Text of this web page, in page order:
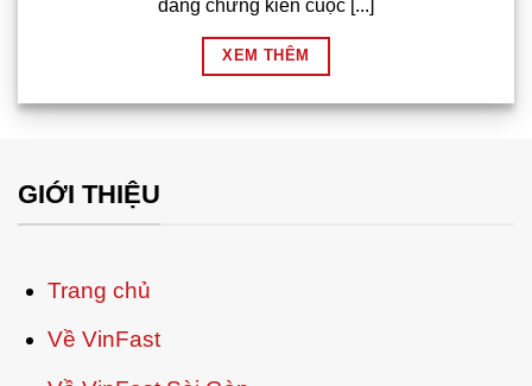
XEM THÊM
GIỚI THIỆU
Trang chủ
Về VinFast